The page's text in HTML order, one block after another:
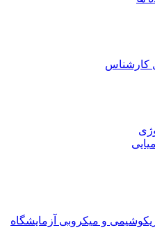
کارشناس
و میکروبی آزمایشگاه